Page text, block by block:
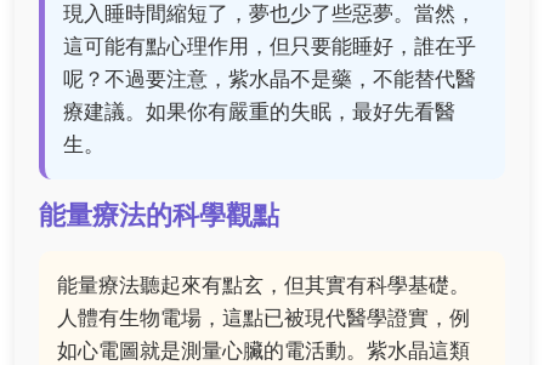
現入睡時間縮短了，夢也少了些惡夢。當然，
這可能有點心理作用，但只要能睡好，誰在乎
呢？不過要注意，紫水晶不是藥，不能替代醫
療建議。如果你有嚴重的失眠，最好先看醫
生。
能量療法的科學觀點
能量療法聽起來有點玄，但其實有科學基礎。
人體有生物電場，這點已被現代醫學證實，例
如心電圖就是測量心臟的電活動。紫水晶這類